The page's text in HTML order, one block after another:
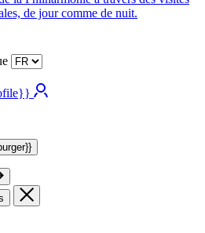
de jour comme de nuit.